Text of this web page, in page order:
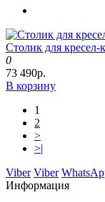
Столик для кресел-
0
73 490р.
В корзину
1
2
>
>|
Viber Viber
Информация